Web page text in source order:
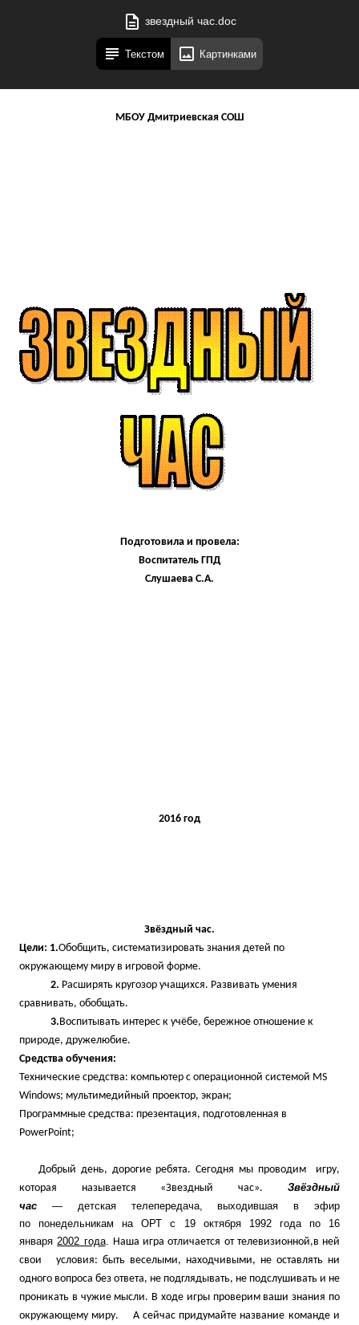
звездный час.doc
Текстом Картинками
МБОУ Дмитриевская СОШ
Подготовила и провела:
Воспитатель ГПД
Слушаева С.А.
2016 год
Звёздный час.
Цели: 1.Обобщить, систематизировать знания детей по
окружающему миру в игровой форме.
2. Расширять кругозор учащихся. Развивать умения
сравнивать, обобщать.
3. Воспитывать интерес к учёбе, бережное отношение к
природе, дружелюбие.
Средства обучения:
Технические средства: компьютер с операционной системой MS
Windows; мультимедийный проектор, экран;
Программные средства: презентация, подготовленная в
PowerPoint;
Добрый день, дорогие ребята. Сегодня мы проводим игру,
которая называется «Звездный час».
Звёздный
час —
детская телепередача, выходившая в эфир
по понедельникам на ОРТ с 19 октября 1992 года по 16
января2002 года.
Наша игра отличается от телевизионной,в ней
свои условия: быть веселыми, находчивыми, не оставлять ни
одного вопроса без ответа, не подглядывать, не подслушивать и не
проникать в чужие мысли. В ходе игры проверим ваши знания по
окружающему миру. А сейчас придумайте название команде и